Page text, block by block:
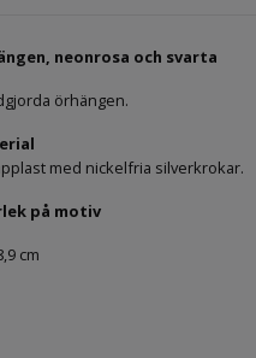
neonrosa och svarta
örhängen.
med nickelfria silverkrokar.
på motiv
cm